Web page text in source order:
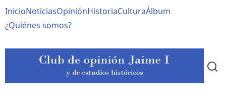
al
contenido
Navegación
principal
InicioNoticiasOpiniónHistoriaCulturaÁlbum
¿Quiénes somos?